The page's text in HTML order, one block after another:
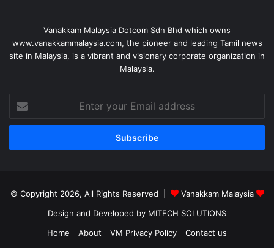
Vanakkam Malaysia Dotcom Sdn Bhd which owns
www.vanakkammalaysia.com, the pioneer and leading Tamil news
site in Malaysia, is a vibrant and visionary corporate organization in
Malaysia.
your
Email
© Copyright 2026, All Rights Reserved |
Vanakkam Malaysia
Design and Developed by MITECH SOLUTIONS
Home
About VM Privacy Policy Contact us